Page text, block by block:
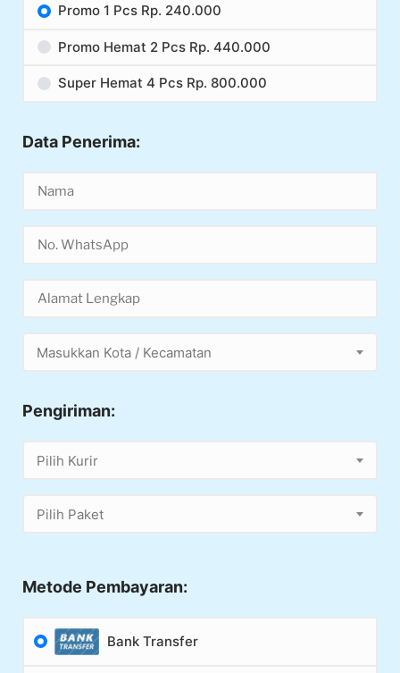
Promo 1 Pcs Rp. 240.000
Promo Hemat 2 Pcs Rp. 440.000
Super Hemat 4 Pcs Rp. 800.000
Data Penerima:
Masukkan Kota / Kecamatan
Pengiriman:
Pilih Kurir
Pilih Paket
Metode Pembayaran:
Bank Transfer